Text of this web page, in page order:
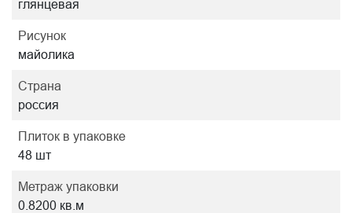
глянцевая
Рисунок
майолика
Страна
россия
Плиток в упаковке
48 шт
Метраж упаковки
0.8200 кв.м